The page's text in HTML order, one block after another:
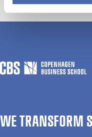
WE TRANSFORM